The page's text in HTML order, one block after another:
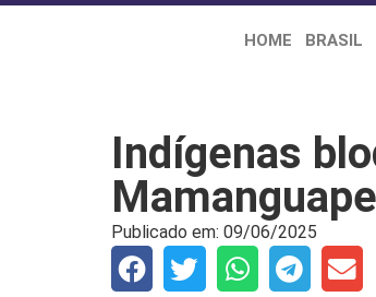
HOME BRASIL
Indígenas
Mamanguape
Publicado em: 09/06/2025